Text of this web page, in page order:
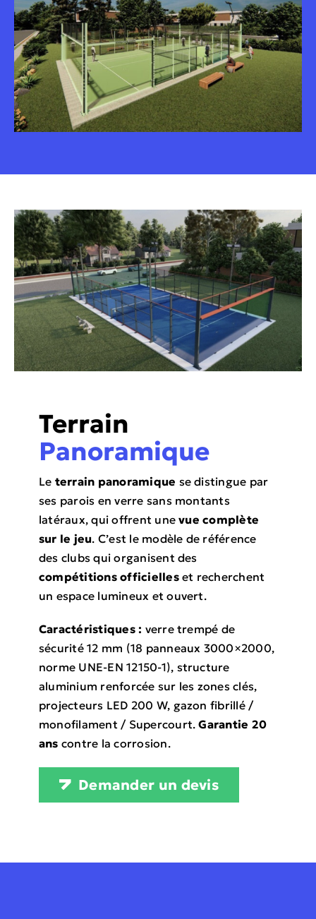
Terrain
Panoramique
Le terrain panoramique se distingue par
ses parois en verre sans montants
latéraux, qui offrent unevue complète
sur le jeu. C’est le modèle de référence
des clubs qui organisent des
compétitions officielleset recherchent
un espace lumineux et ouvert.
Caractéristiques : verre trempé de
sécurité 12 mm (18 panneaux 3000×2000,
norme UNE-EN 12150-1), structure
aluminium renforcée sur les zones clés,
projecteurs LED 200 W, gazon fibrillé /
monofilament / Supercourt.Garantie 20
ans contre la corrosion.
Demander un devis